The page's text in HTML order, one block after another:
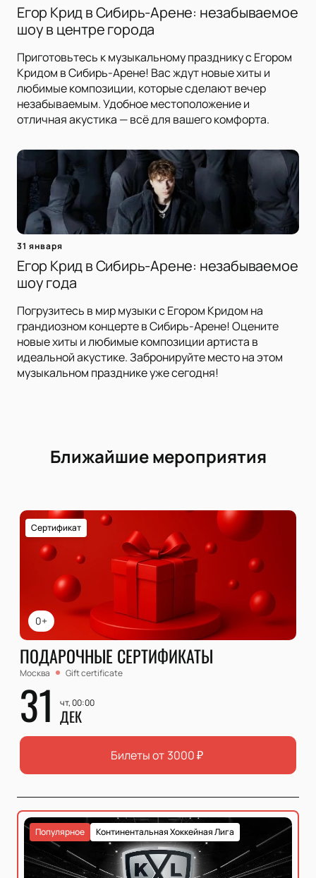
Егор Крид в Сибирь-Арене: незабываемое
шоу в центре города
Приготовьтесь к музыкальному празднику с Егором
Кридом в Сибирь-Арене! Вас ждут новые хиты и
любимые композиции, которые сделают вечер
незабываемым. Удобное местоположение и
отличная акустика — всё для вашего комфорта.
31 января
Егор Крид в Сибирь-Арене: незабываемое
шоу года
Погрузитесь в мир музыки с Егором Кридом на
грандиозном концерте в Сибирь-Арене! Оцените
новые хиты и любимые композиции артиста в
идеальной акустике. Забронируйте место на этом
музыкальном празднике уже сегодня!
Ближайшие мероприятия
0+
Сертификат
ПОДАРОЧНЫЕ СЕРТИФИКАТЫ
Москва Gift certificate
31 чт, 00:00
ДЕК
Билеты от 3000₽
Континентальная Хоккейная Лига
Популярное